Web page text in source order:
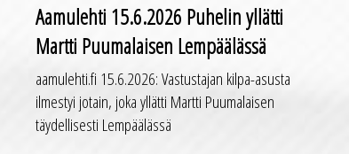
Aamulehti 15.6.2026 Puhelin yllätti
Martti Puumalaisen Lempäälässä
aamulehti.fi 15.6.2026: Vastustajan kilpa-asusta
ilmestyi jotain, joka yllätti Martti Puumalaisen
täydellisesti Lempäälässä